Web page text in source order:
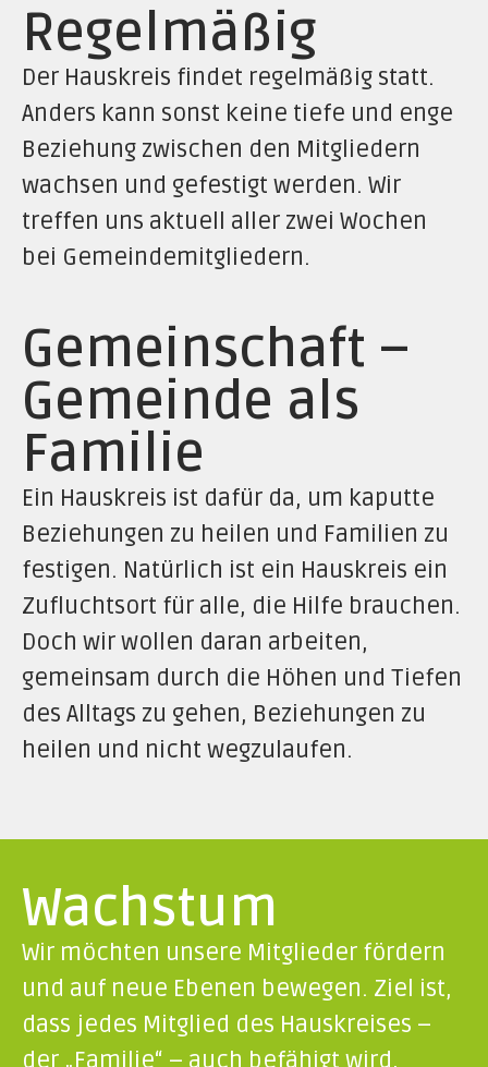
Regelmäßig
Der Hauskreis findet regelmäßig statt.
Anders kann sonst keine tiefe und enge
Beziehung zwischen den Mitgliedern
wachsen und gefestigt werden. Wir
treffen uns aktuell aller zwei Wochen
bei Gemeindemitgliedern.
Gemeinschaft –
Gemeinde als
Familie
Ein Hauskreis ist dafür da, um kaputte
Beziehungen zu heilen und Familien zu
festigen. Natürlich ist ein Hauskreis ein
Zufluchtsort für alle, die Hilfe brauchen.
Doch wir wollen daran arbeiten,
gemeinsam durch die Höhen und Tiefen
des Alltags zu gehen, Beziehungen zu
heilen und nicht wegzulaufen.
Wachstum
Wir möchten unsere Mitglieder fördern
und auf neue Ebenen bewegen. Ziel ist,
dass jedes Mitglied des Hauskreises –
der „Familie“ – auch befähigt wird,